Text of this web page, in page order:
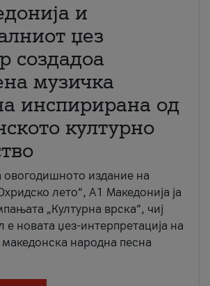
и
џез
создадоа
музичка
инспирирана од
културно
овогодишното издание на
лето“, А1 Македонија ја
„Културна врска“, чиј
е новата џез-интерпретација на
народна песна